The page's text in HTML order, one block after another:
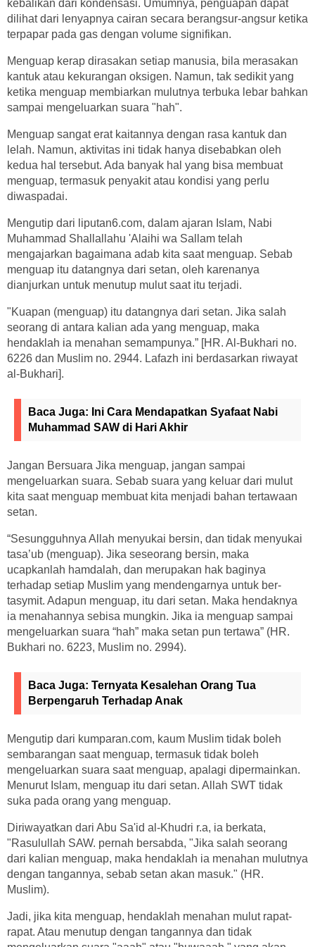
kebalikan dari kondensasi. Umumnya, penguapan dapat
dilihat dari lenyapnya cairan secara berangsur-angsur ketika
terpapar pada gas dengan volume signifikan.
Menguap kerap dirasakan setiap manusia, bila merasakan
kantuk atau kekurangan oksigen. Namun, tak sedikit yang
ketika menguap membiarkan mulutnya terbuka lebar bahkan
sampai mengeluarkan suara "hah".
Menguap sangat erat kaitannya dengan rasa kantuk dan
lelah. Namun, aktivitas ini tidak hanya disebabkan oleh
kedua hal tersebut. Ada banyak hal yang bisa membuat
menguap, termasuk penyakit atau kondisi yang perlu
diwaspadai.
Mengutip dari liputan6.com, dalam ajaran Islam, Nabi
Muhammad Shallallahu 'Alaihi wa Sallam telah
mengajarkan bagaimana adab kita saat menguap. Sebab
menguap itu datangnya dari setan, oleh karenanya
dianjurkan untuk menutup mulut saat itu terjadi.
"Kuapan (menguap) itu datangnya dari setan. Jika salah
seorang di antara kalian ada yang menguap, maka
hendaklah ia menahan semampunya.” [HR. Al-Bukhari no.
6226 dan Muslim no. 2944. Lafazh ini berdasarkan riwayat
al-Bukhari].
Baca Juga: Ini Cara Mendapatkan Syafaat Nabi
Muhammad SAW di Hari Akhir
Jangan Bersuara Jika menguap, jangan sampai
mengeluarkan suara. Sebab suara yang keluar dari mulut
kita saat menguap membuat kita menjadi bahan tertawaan
setan.
“Sesungguhnya Allah menyukai bersin, dan tidak menyukai
tasa’ub (menguap). Jika seseorang bersin, maka
ucapkanlah hamdalah, dan merupakan hak baginya
terhadap setiap Muslim yang mendengarnya untuk ber-
tasymit. Adapun menguap, itu dari setan. Maka hendaknya
ia menahannya sebisa mungkin. Jika ia menguap sampai
mengeluarkan suara “hah” maka setan pun tertawa” (HR.
Bukhari no. 6223, Muslim no. 2994).
Baca Juga: Ternyata Kesalehan Orang Tua
Berpengaruh Terhadap Anak
Mengutip dari kumparan.com, kaum Muslim tidak boleh
sembarangan saat menguap, termasuk tidak boleh
mengeluarkan suara saat menguap, apalagi dipermainkan.
Menurut Islam, menguap itu dari setan. Allah SWT tidak
suka pada orang yang menguap.
Diriwayatkan dari Abu Sa'id al-Khudri r.a, ia berkata,
"Rasulullah SAW. pernah bersabda, "Jika salah seorang
dari kalian menguap, maka hendaklah ia menahan mulutnya
dengan tangannya, sebab setan akan masuk." (HR.
Muslim).
Jadi, jika kita menguap, hendaklah menahan mulut rapat-
rapat. Atau menutup dengan tangannya dan tidak